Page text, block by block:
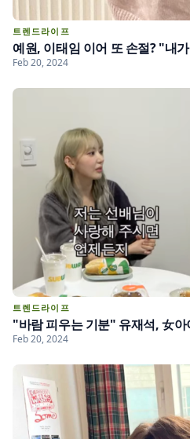
트렌드라이프
예원, 이태임 이어 또 손절? "내
Feb 20, 2024
트렌드라이프
"바람 피우는 기분" 유재석, 女
Feb 20, 2024